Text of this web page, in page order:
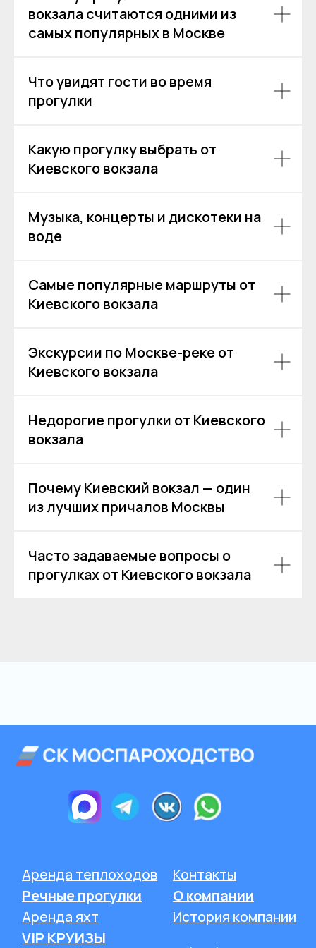
вокзала считаются одними из
самых популярных в Москве
Что увидят гости во время
прогулки
Какую прогулку выбрать от
Киевского вокзала
Музыка, концерты и дискотеки на
воде
Самые популярные маршруты от
Киевского вокзала
Экскурсии по Москве-реке от
Киевского вокзала
Недорогие прогулки от Киевского
вокзала
Почему Киевский вокзал — один
из лучших причалов Москвы
Часто задаваемые вопросы о
прогулках от Киевского вокзала
Политика обработки персональных данных
Покровский бульвар,
8с2А, Москва, 109028
Пользовательское соглашение